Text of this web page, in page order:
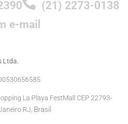
(21) 2273-0138
e-mail
Ltda.
La Playa FestMall CEP 22793-
RJ, Brasil